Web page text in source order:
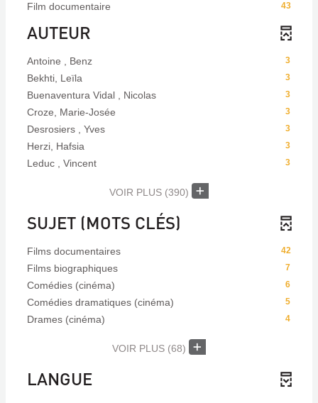
43
Film documentaire
AUTEUR
3
Antoine , Benz
3
Bekhti, Leïla
3
Buenaventura Vidal , Nicolas
3
Croze, Marie-Josée
3
Desrosiers , Yves
3
Herzi, Hafsia
3
Leduc , Vincent
VOIR PLUS (390)
SUJET (MOTS CLÉS)
42
Films documentaires
7
Films biographiques
6
Comédies (cinéma)
5
Comédies dramatiques (cinéma)
4
Drames (cinéma)
VOIR PLUS (68)
LANGUE